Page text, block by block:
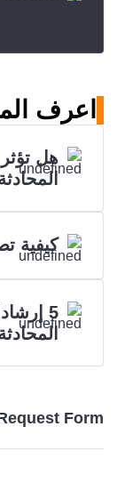
اعرف
هل
كيفية
5
Form